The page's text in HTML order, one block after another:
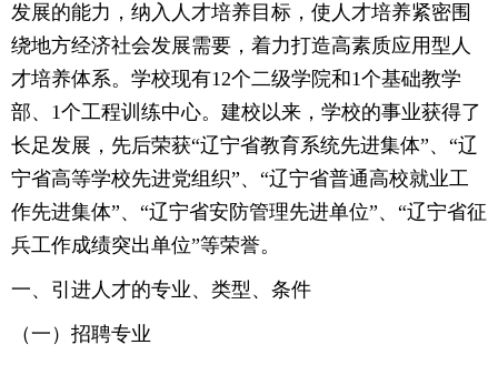
发展的能力，纳入人才培养目标，使人才培养紧密围
绕地方经济社会发展需要，着力打造高素质应用型人
才培养体系。学校现有12个二级学院和1个基础教学
部、1个工程训练中心。建校以来，学校的事业获得了
长足发展，先后荣获“辽宁省教育系统先进集体”、“辽
宁省高等学校先进党组织”、“辽宁省普通高校就业工
作先进集体”、“辽宁省安防管理先进单位”、“辽宁省征
兵工作成绩突出单位”等荣誉。
一、引进人才的专业、类型、条件
（一）招聘专业